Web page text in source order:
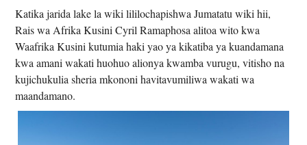
Katika jarida lake la wiki lililochapishwa Jumatatu wiki hii,
Rais wa Afrika Kusini Cyril Ramaphosa alitoa wito kwa
Waafrika Kusini kutumia haki yao ya kikatiba ya kuandamana
kwa amani wakati huohuo alionya kwamba vurugu, vitisho na
kujichukulia sheria mkononi havitavumiliwa wakati wa
maandamano.